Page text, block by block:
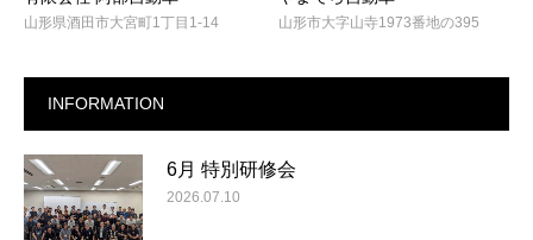
山形県酒田市大宮町1丁目1-14 山形市大字山寺1973番地の395
INFORMATION
6月 特別研修会
2026.07.10